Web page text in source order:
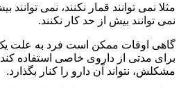
مثلا نمی توانند قمار نکنند، نمی توانند
نمی توانند بیش از حد کار نکنند.
گاهی اوقات ممکن است فرد به علت
برای مدتی از داروی خاصی استفاده
مشکلش، نتواند آن دارو را کنار بگذارد.